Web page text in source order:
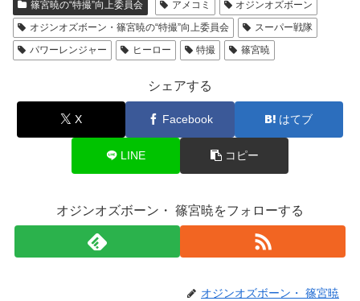
篠宮暁の“特撮”向上委員会 アメコミ
オジンオズボーン
オジンオズボーン・篠宮暁の“特撮”向上委員会
スーパー戦隊
パワーレンジャー
ヒーロー 特撮 篠宮暁
シェアする
X Facebook はてブ
LINE コピー
オジンオズボーン・ 篠宮暁をフォローする
オジンオズボーン・ 篠宮暁